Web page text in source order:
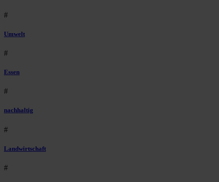
#
Umwelt
#
Essen
#
nachhaltig
#
Landwirtschaft
#